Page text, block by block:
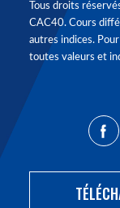
Tous droits
CAC40. Cours
autres indices.
toutes valeurs et